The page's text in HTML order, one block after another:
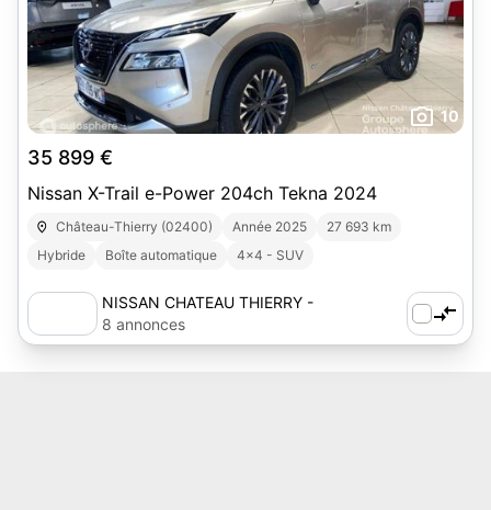
10
35 899 €
Nissan X-Trail e-Power 204ch Tekna 2024
Château-Thierry (02400) Année 2025
27 693 km
Hybride
Boîte automatique 4x4 - SUV
NISSAN CHATEAU THIERRY -
AUTOSPHERE
8 annonces